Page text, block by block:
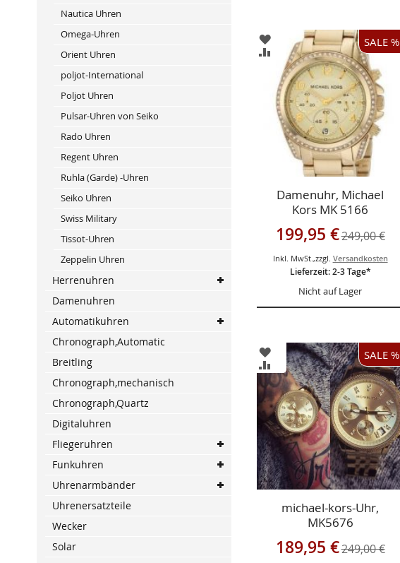
ZUR
WUNSCHLISTE
HINZUFÜGEN
ZUR
VERGLEICHSLISTE
HINZUFÜGEN
SALE %
Damenuhr, Michael
Kors MK 5166
Sonderangebot
199,95 €249,00 €
Inkl. MwSt.,zzgl. Versandkosten
Lieferzeit: 2-3 Tage*
Nicht auf Lager
ZUR
WUNSCHLISTE
HINZUFÜGEN
ZUR
VERGLEICHSLISTE
HINZUFÜGEN
SALE %
michael-kors-Uhr,
MK5676
Sonderangebot
189,95 €249,00 €
Nautica Uhren
Omega-Uhren
Orient Uhren
poljot-International
Poljot Uhren
Pulsar-Uhren von Seiko
Rado Uhren
Regent Uhren
Ruhla (Garde) -Uhren
Seiko Uhren
Swiss Military
Tissot-Uhren
Zeppelin Uhren
Herrenuhren
Damenuhren
Automatikuhren
Chronograph,Automatic
Breitling
Chronograph,mechanisch
Chronograph,Quartz
Digitaluhren
Fliegeruhren
Funkuhren
Uhrenarmbänder
Uhrenersatzteile
Wecker
Solar